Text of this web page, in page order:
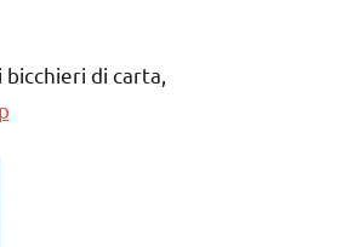
di carta,